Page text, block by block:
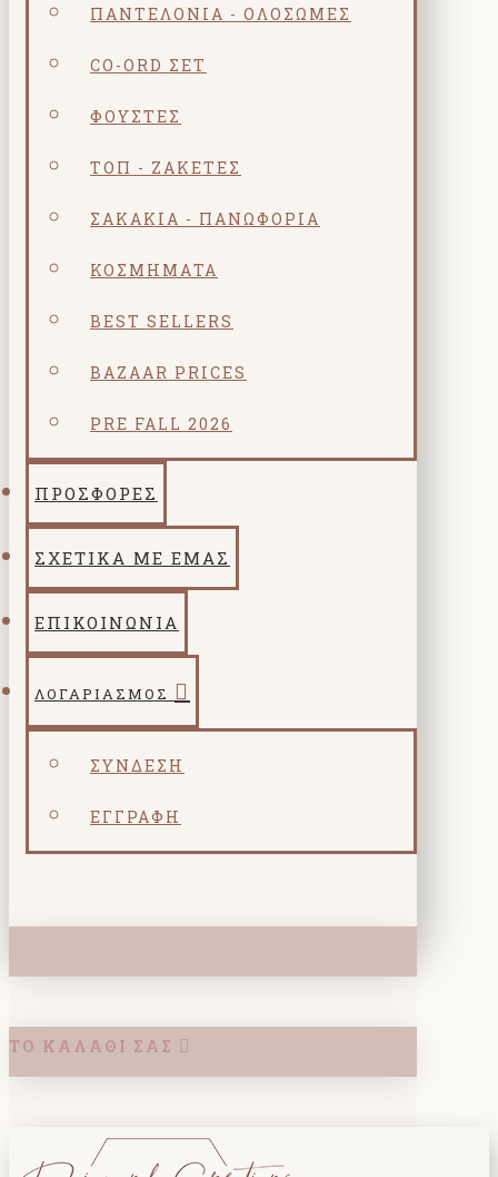
ΠΑΝΤΕΛΌΝΙΑ - ΟΛΌΣΩΜΕΣ
CO-ORD ΣΕΤ
ΦΟΎΣΤΕΣ
ΤΟΠ - ΖΑΚΈΤΕΣ
ΣΑΚΆΚΙΑ - ΠΑΝΩΦΌΡΙΑ
ΚΟΣΜΗΜΑΤΑ
BEST SELLERS
BAZAAR PRICES
PRE FALL 2026
ΠΡΟΣΦΟΡΕΣ
ΣΧΕΤΙΚΑ ΜΕ ΕΜΑΣ
ΕΠΙΚΟΙΝΩΝΙΑ
ΛΟΓΑΡΙΑΣΜΌΣ
ΣΎΝΔΕΣΗ
ΕΓΓΡΑΦΉ
ΤΟ ΚΑΛΆΘΙ ΣΑΣ